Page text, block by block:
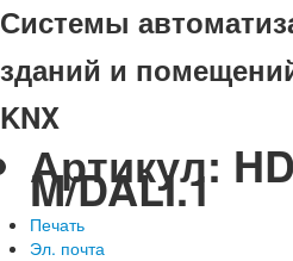
Системы
зданий и
KNX
Артикул:
M/DALI.1
Печать
Эл. почта